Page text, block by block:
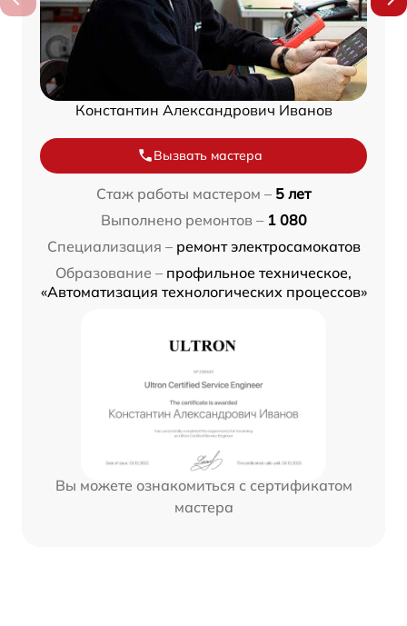
Константин Александрович Иванов
Вызвать мастера
Стаж работы мастером – 5 лет
Выполнено ремонтов – 1 080
Специализация – ремонт электросамокатов
Образование – профильное техническое,
«Автоматизация технологических процессов»
Вы можете ознакомиться с сертификатом
мастера